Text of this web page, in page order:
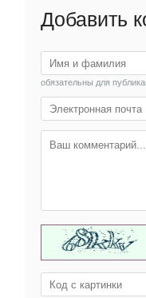
Добавить
обязательны для